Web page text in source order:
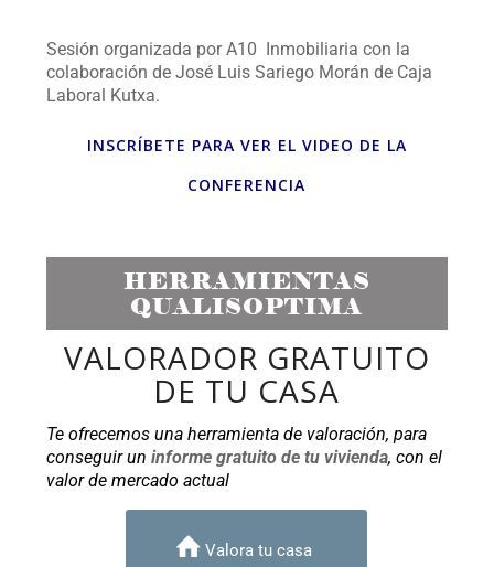
Sesión organizada por A10 Inmobiliaria con la
colaboración de José Luis Sariego Morán de Caja
Laboral Kutxa.
INSCRÍBETE PARA VER EL VIDEO DE LA
CONFERENCIA
HERRAMIENTAS
QUALISOPTIMA
VALORADOR GRATUITO
DE TU CASA
Te ofrecemos una herramienta de valoración, para
conseguir uninforme gratuito de tu vivienda, con el
valor de mercado actual
Valora tu casa